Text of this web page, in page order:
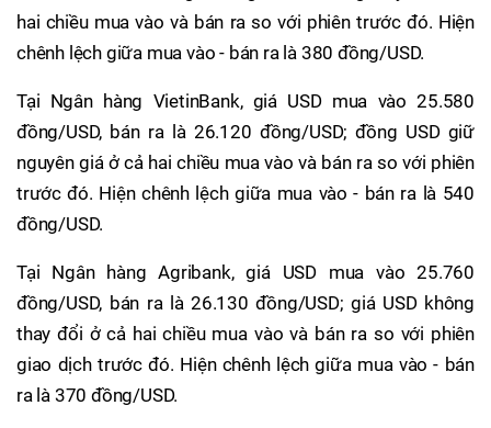
hai chiều mua vào và bán ra so với phiên trước đó. Hiện
chênh lệch giữa mua vào - bán ra là 380 đồng/USD.
Tại Ngân hàng VietinBank, giá USD mua vào 25.580
đồng/USD, bán ra là 26.120 đồng/USD; đồng USD giữ
nguyên giá ở cả hai chiều mua vào và bán ra so với phiên
trước đó. Hiện chênh lệch giữa mua vào - bán ra là 540
đồng/USD.
Tại Ngân hàng Agribank, giá USD mua vào 25.760
đồng/USD, bán ra là 26.130 đồng/USD; giá USD không
thay đổi ở cả hai chiều mua vào và bán ra so với phiên
giao dịch trước đó. Hiện chênh lệch giữa mua vào - bán
ra là 370 đồng/USD.